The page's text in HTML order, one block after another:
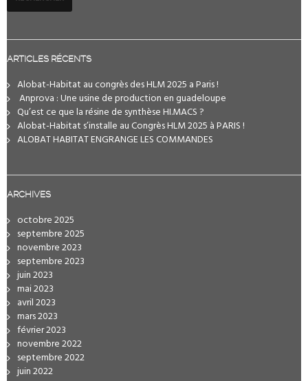
ARTICLES RÉCENTS
Alobat-Habitat au congrès des HLM 2025 a Paris !
️ Anprova : Une usine de production en guadeloupe
Qu’est ce que la résine de synthèse HI.MACS ?
Alobat-Habitat s’installe au Congrès HLM 2025 à PARIS !
ALOBAT HABITAT ENGRANGE LES COMMANDES
ARCHIVES
octobre 2025
septembre 2025
novembre 2023
septembre 2023
juin 2023
mai 2023
avril 2023
mars 2023
février 2023
novembre 2022
septembre 2022
juin 2022